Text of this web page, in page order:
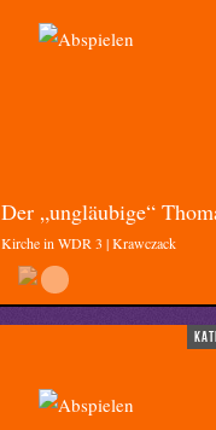
Der „ungläubige“
Kirche in WDR 3 | Krawczack